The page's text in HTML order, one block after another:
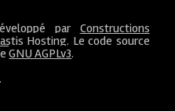
par Constructions
Hosting. Le code source
GNU AGPLv3.
.